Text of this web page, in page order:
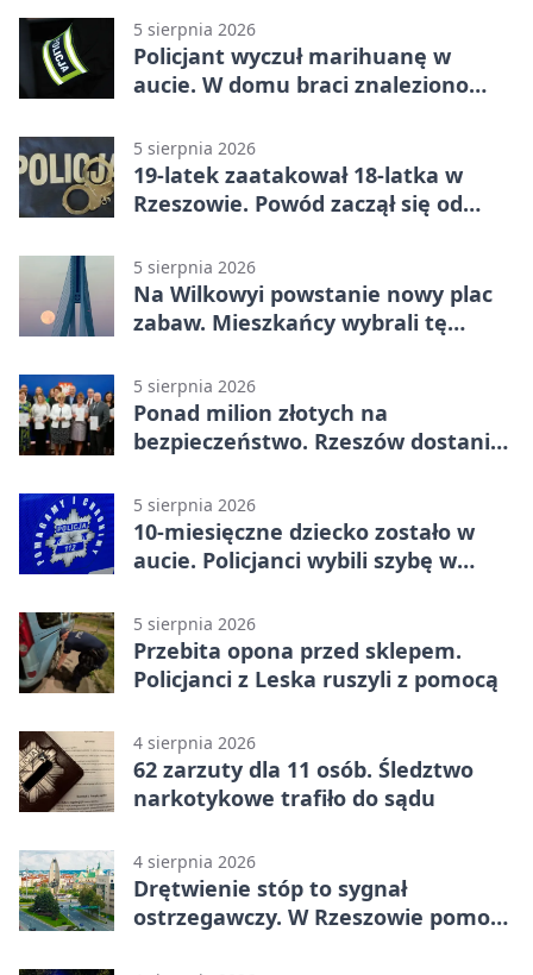
5 sierpnia 2026
Policjant wyczuł marihuanę w
aucie. W domu braci znaleziono
5 sierpnia 2026
19-latek zaatakował 18-latka w
Rzeszowie. Powód zaczął się od
5 sierpnia 2026
Na Wilkowyi powstanie nowy plac
zabaw. Mieszkańcy wybrali tę
5 sierpnia 2026
Ponad milion złotych na
bezpieczeństwo. Rzeszów dostanie
5 sierpnia 2026
10-miesięczne dziecko zostało w
aucie. Policjanci wybili szybę w
5 sierpnia 2026
Przebita opona przed sklepem.
Policjanci z Leska ruszyli z pomocą
4 sierpnia 2026
62 zarzuty dla 11 osób. Śledztwo
narkotykowe trafiło do sądu
4 sierpnia 2026
Drętwienie stóp to sygnał
ostrzegawczy. W Rzeszowie pomoże